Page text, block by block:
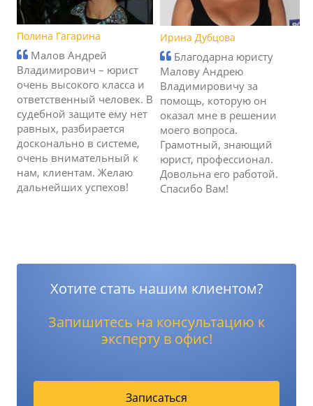
Полина Гагарина
Малов Андрей
Владимирович – юрист
очень высокого класса и
ответственный человек. В
судебной защите ему нет
равных, разбирается
досконально в системе,
очень внимательный к
нам, клиентам. Желаю
дальнейших успехов!
Ирина Дубцова
Благодарна юристу
Малову Андрею
Владимировичу за
помощь, которую он
оказал мне в решении
моего вопроса.
Грамотный, знающий
юрист, профессионал.
Довольна его работой.
Спасибо Вам!
Хотите стать нашим клиентом?
Запишитесь на консультацию к
эксперту в офис!
Записаться